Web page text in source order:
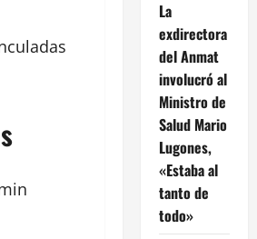
La
exdirectora
del Anmat
involucró al
Ministro de
Salud Mario
Lugones,
«Estaba al
tanto de
todo»